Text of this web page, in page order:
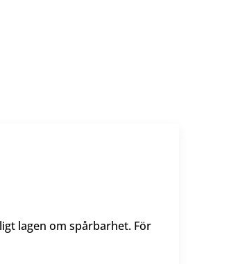
lagen om spårbarhet. För